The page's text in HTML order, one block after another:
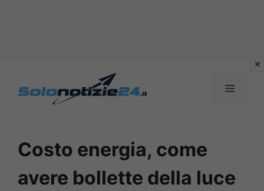
MENU
Costo energia, come
avere bollette della luce